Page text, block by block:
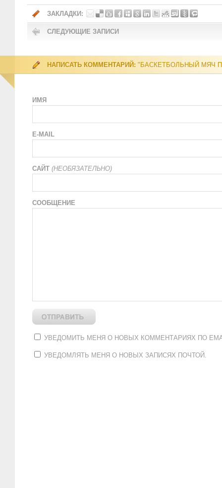
ЗАКЛАДКИ:
СЛЕДУЮЩИЕ ЗАПИСИ
НАПИСАТЬ КОММЕНТАРИЙ: "БАСКЕТБОЛЬНЫЙ МЯЧ
ИМЯ
E-MAIL
САЙТ (НЕОБЯЗАТЕЛЬНО)
СООБЩЕНИЕ
УВЕДОМИТЬ МЕНЯ О НОВЫХ КОММЕНТАРИЯХ ПО
УВЕДОМЛЯТЬ МЕНЯ О НОВЫХ ЗАПИСЯХ ПОЧТОЙ.